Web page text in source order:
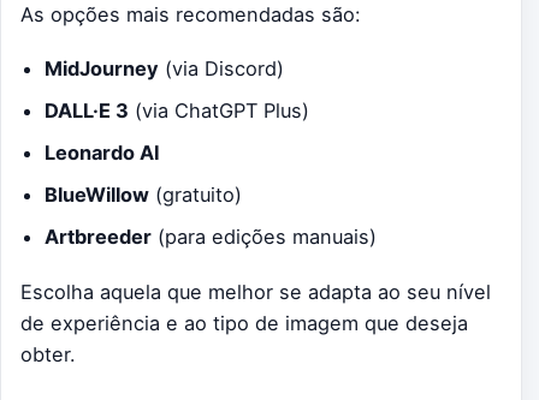
As opções mais recomendadas são:
MidJourney (via Discord)
DALL·E 3 (via ChatGPT Plus)
Leonardo AI
BlueWillow (gratuito)
Artbreeder (para edições manuais)
Escolha aquela que melhor se adapta ao seu nível
de experiência e ao tipo de imagem que deseja
obter.